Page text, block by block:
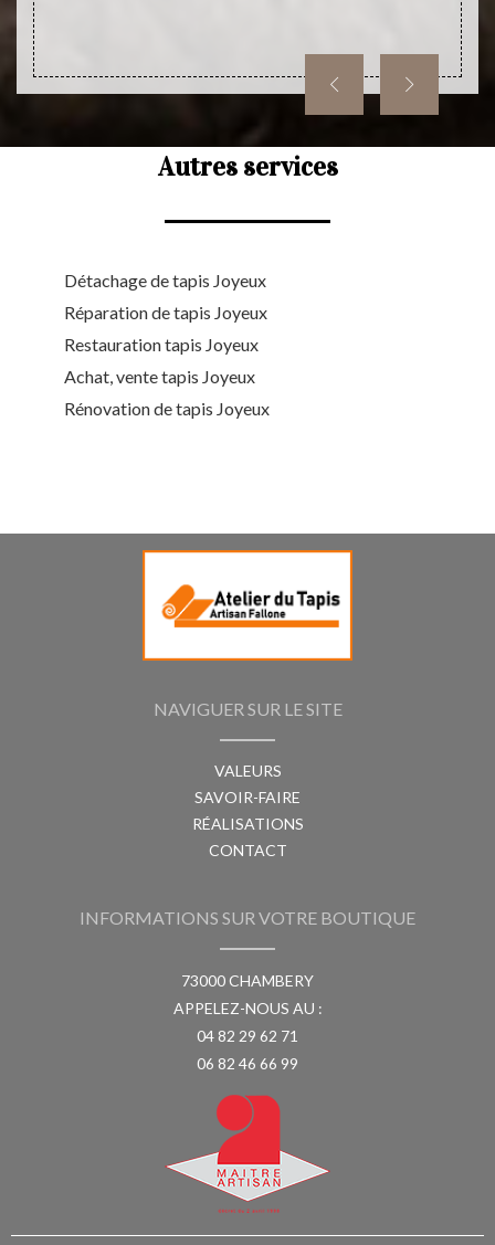
Autres services
Détachage de tapis Joyeux
Réparation de tapis Joyeux
Restauration tapis Joyeux
Achat, vente tapis Joyeux
Rénovation de tapis Joyeux
NAVIGUER SUR LE SITE
VALEURS
SAVOIR-FAIRE
RÉALISATIONS
CONTACT
INFORMATIONS SUR VOTRE BOUTIQUE
73000 CHAMBERY
APPELEZ-NOUS AU :
04 82 29 62 71
06 82 46 66 99